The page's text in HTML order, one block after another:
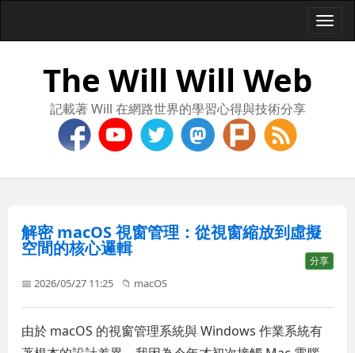
The Will Will Web
記載著 Will 在網路世界的學習心得與技術分享
解密 macOS 視窗管理：從視窗縮放到虛擬
空間的核心邏輯
分享
📅 2026/05/27 11:25 📁 macOS
由於 macOS 的視窗管理系統與 Windows 作業系統有